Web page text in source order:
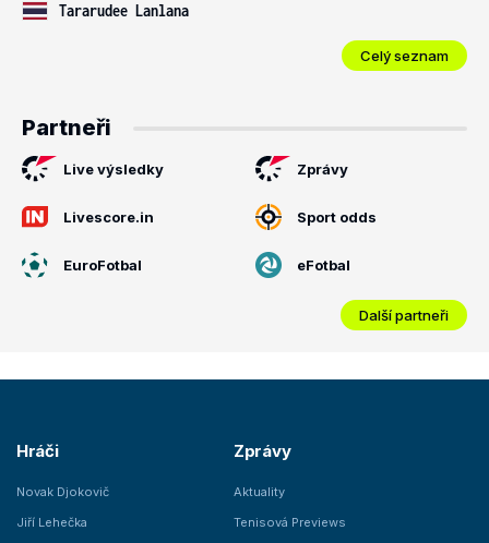
Tararudee Lanlana
Celý seznam
Partneři
Live výsledky Zprávy
Livescore.in Sport odds
EuroFotbal eFotbal
Další partneři
Hráči
Novak Djokovič
Jiří Lehečka
Zprávy
Aktuality
Tenisová Previews